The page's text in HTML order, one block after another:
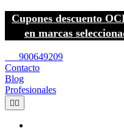
Cupones descuento
en marcas
900649209
Contacto
Blog
Profesionales
 